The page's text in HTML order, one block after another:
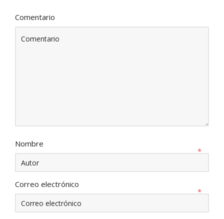
Comentario
Nombre
*
Correo electrónico
*